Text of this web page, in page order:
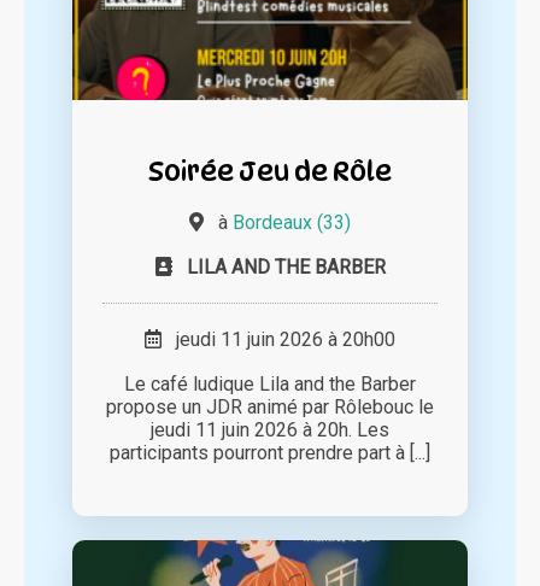
Soirée Jeu de Rôle
à Bordeaux (33)
LILA AND THE BARBER
jeudi 11 juin 2026 à 20h00
Le café ludique Lila and the Barber
propose un JDR animé par Rôlebouc le
jeudi 11 juin 2026 à 20h. Les
participants pourront prendre part à [...]